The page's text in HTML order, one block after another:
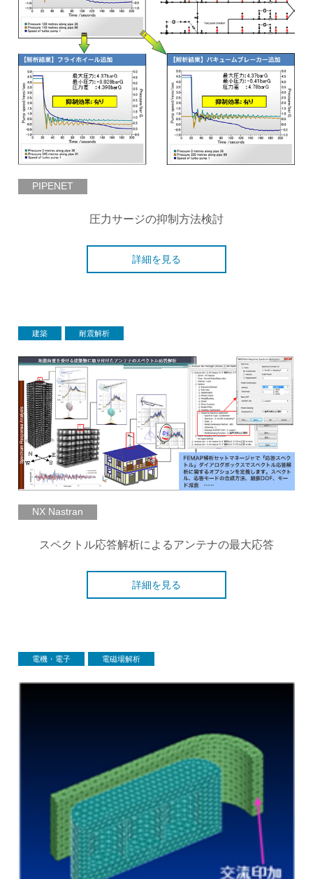
PIPENET
圧力サージの抑制方法検討
詳細を見る
建築 耐震解析
NX Nastran
スペクトル応答解析によるアンテナの最大応答
詳細を見る
電機・電子 電磁場解析